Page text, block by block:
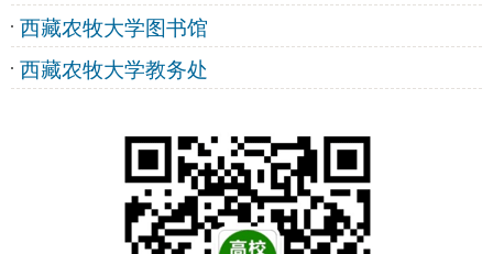
西藏农牧大学图书馆
西藏农牧大学教务处